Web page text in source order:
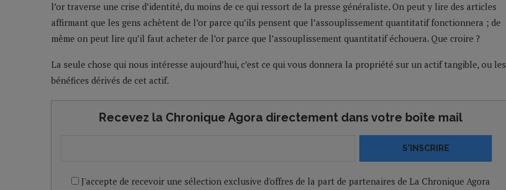
l’or traverse une crise d’identité, du moins de ce qui ressort de la presse généraliste. On peut y lire des articles
affirmant que les gens achètent de l’or parce qu’ils pensent que l’assouplissement quantitatif fonctionnera ; de
même on peut lire qu’il faut acheter de l’or parce que l’assouplissement quantitatif échouera. Que croire ?
La seule chose qui nous intéresse aujourd’hui, c’est ce qui vous donnera la propriété sur un actif tangible, ou les
bénéfices dérivés de cet actif.
Recevez la Chronique Agora directement dans votre boîte mail
S'INSCRIRE
J'accepte de recevoir une sélection exclusive d'offres de la part de partenaires de La Chronique Agora